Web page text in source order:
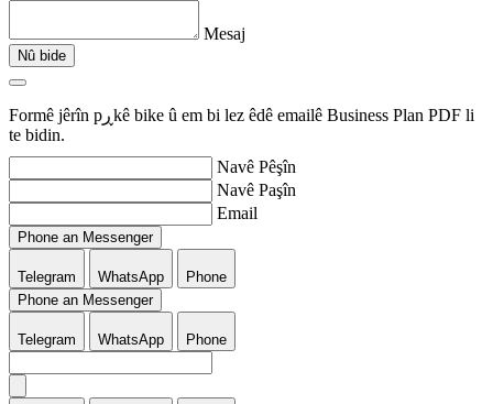
Mesaj
Nû bide
Formê jêrîn pڕkê bike û em bi lez êdê emailê Business Plan PDF li
te bidin.
Navê Pêşîn
Navê Paşîn
Email
Phone an Messenger
Telegram WhatsApp
Phone
Phone an Messenger
Telegram WhatsApp Phone